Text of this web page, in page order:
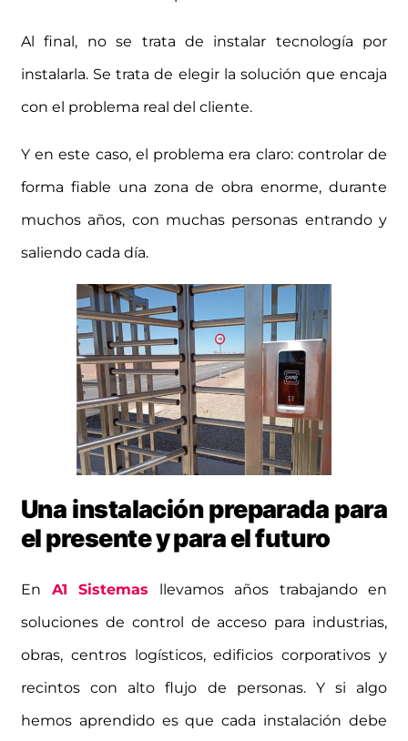
Al final, no se trata de instalar tecnología por
instalarla. Se trata de elegir la solución que encaja
con el problema real del cliente.
Y en este caso, el problema era claro: controlar de
forma fiable una zona de obra enorme, durante
muchos años, con muchas personas entrando y
saliendo cada día.
Una instalación preparada para
el presente y para el futuro
En A1 Sistemas llevamos años trabajando en
soluciones de control de acceso para industrias,
obras, centros logísticos, edificios corporativos y
recintos con alto flujo de personas. Y si algo
hemos aprendido es que cada instalación debe